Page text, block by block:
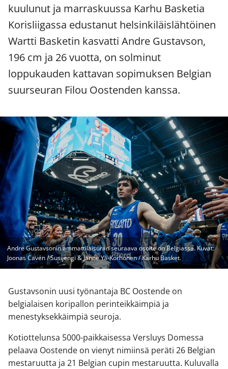
kuulunut ja marraskuussa Karhu Basketia
Korisliigassa edustanut helsinkiläislähtöinen
Wartti Basketin kasvatti Andre Gustavson,
196 cm ja 26 vuotta, on solminut
loppukauden kattavan sopimuksen Belgian
suurseuran Filou Oostenden kanssa.
Andre Gustavsonin ammattilaisuran seuraava osoite on Belgiassa. Kuvat:
Joonas Cavén / Susijengi & Janne Yli-Korhonen / Karhu Basket.
Gustavsonin uusi työnantaja BC Oostende on
belgialaisen koripallon perinteikkäimpiä ja
menestyksekkäimpiä seuroja.
Kotiottelunsa 5000-paikkaisessa Versluys Domessa
pelaava Oostende on vienyt nimiinsä peräti 26 Belgian
mestaruutta ja 21 Belgian cupin mestaruutta. Kuluvalla